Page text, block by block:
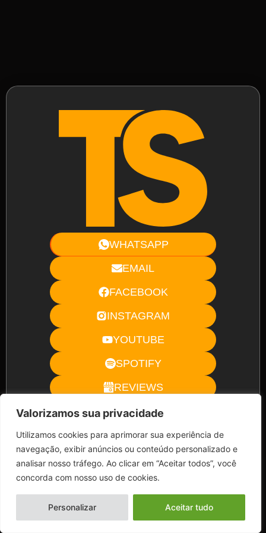
Valorizamos sua privacidade
Utilizamos cookies para aprimorar sua experiência de
navegação, exibir anúncios ou conteúdo personalizado e
analisar nosso tráfego. Ao clicar em “Aceitar todos”, você
concorda com nosso uso de cookies.
Personalizar Aceitar tudo
WHATSAPP
EMAIL
FACEBOOK
INSTAGRAM
YOUTUBE
SPOTIFY
REVIEWS
WEBSITE